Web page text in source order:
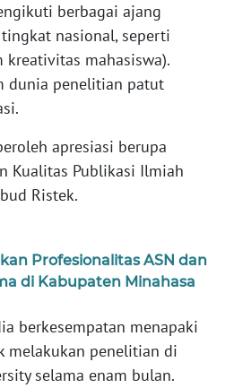
berbagai ajang
nasional, seperti
kreativitas mahasiswa).
dunia penelitian patut
apresiasi berupa
Kualitas Publikasi Ilmiah
Ristek.
Profesionalitas ASN dan
di Kabupaten Minahasa
berkesempatan menapaki
melakukan penelitian di
selama enam bulan.